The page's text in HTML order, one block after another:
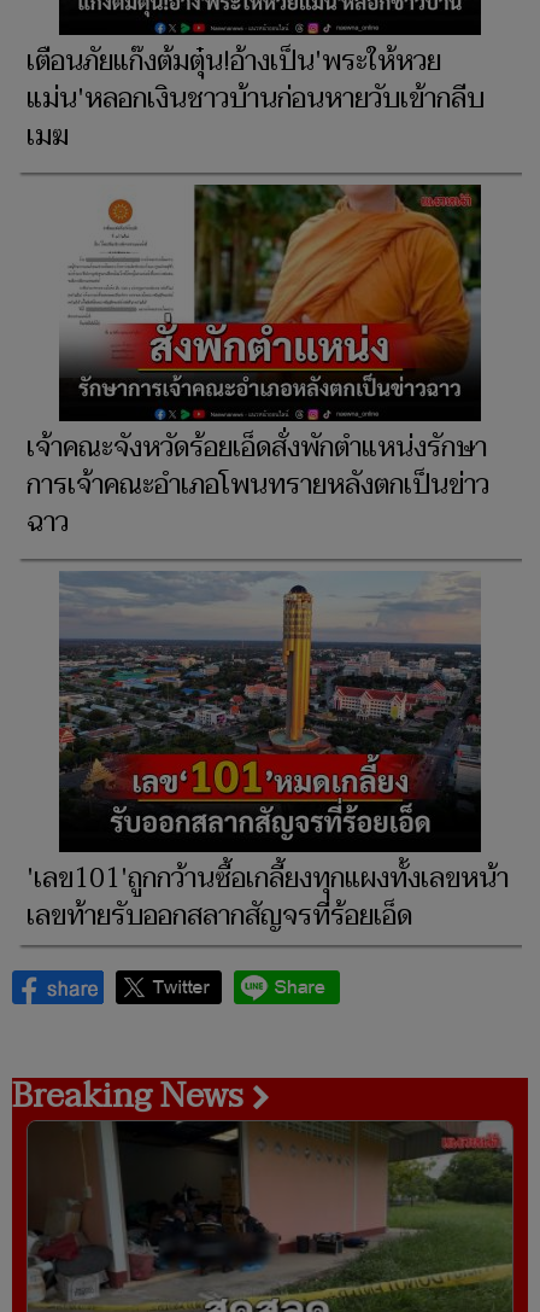
เตือนภัยแก๊งต้มตุ๋น!อ้างเป็น'พระให้หวย
แม่น'หลอกเงินชาวบ้านก่อนหายวับเข้ากลีบ
เมฆ
เจ้าคณะจังหวัดร้อยเอ็ดสั่งพักตำแหน่งรักษา
การเจ้าคณะอำเภอโพนทรายหลังตกเป็นข่าว
ฉาว
'เลข101'ถูกกว้านซื้อเกลี้ยงทุกแผงทั้งเลขหน้า
เลขท้ายรับออกสลากสัญจรที่ร้อยเอ็ด
Breaking News